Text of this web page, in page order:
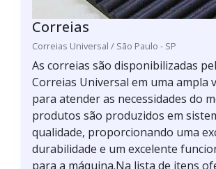
Correias
Correias Universal / São Paulo - SP
As correias são disponibilizadas
Correias Universal em uma ampla
para atender as necessidades do
produtos são produzidos em
qualidade, proporcionando uma
durabilidade e um excelente
para a máquina.Na lista de itens